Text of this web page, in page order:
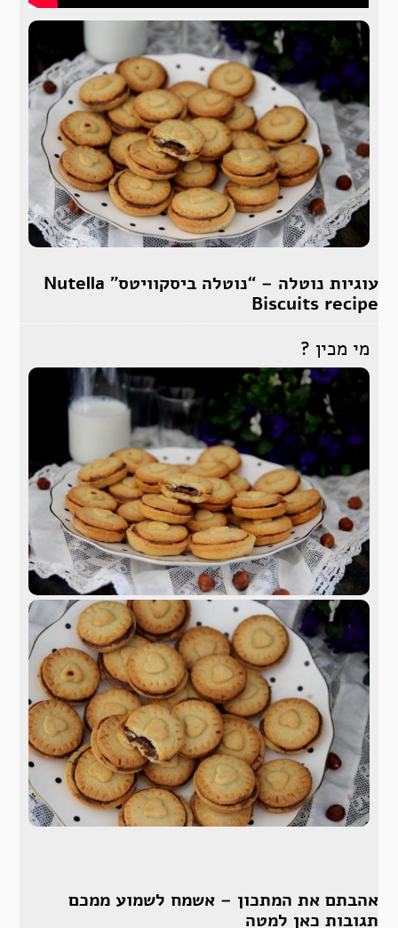
עוגיות נוטלה – “נוטלה ביסקוויטס” Nutella
Biscuits recipe
מי מכין ?
אהבתם את המתכון – אשמח לשמוע ממכם
תגובות כאן למטה